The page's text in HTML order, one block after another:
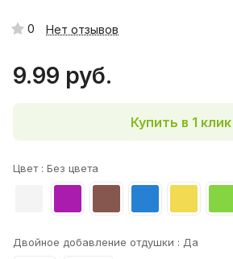
0 Нет отзывов
9.99 руб.
Купить в 1 клик
Цвет : Без цвета
Двойное добавление отдушки : Да